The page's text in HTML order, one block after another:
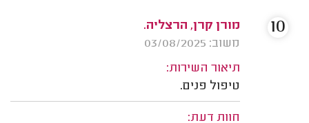
מורן קרן, הרצליה.
משוב: 03/08/2025
תיאור השירות:
טיפול פנים.
חוות דעת:
10